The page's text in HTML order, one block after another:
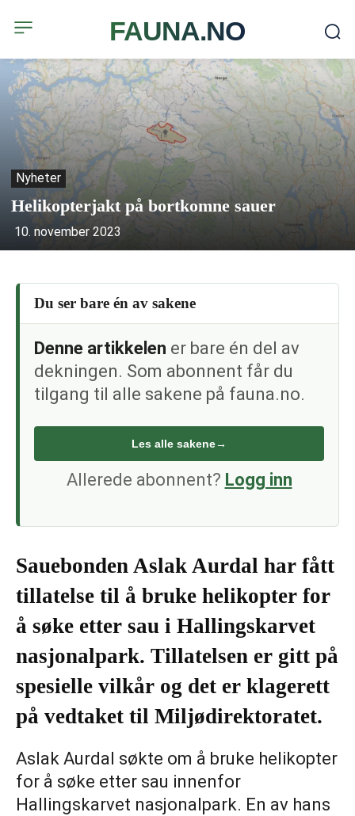
FAUNA.NO
Nyheter
Helikopterjakt på bortkomne sauer
10. november 2023
Du ser bare én av sakene
Denne artikkelen er bare én del av
dekningen. Som abonnent får du
tilgang til alle sakene på fauna.no.
Les alle sakene→
Allerede abonnent? Logg inn
Sauebonden Aslak Aurdal har fått
tillatelse til å bruke helikopter for
å søke etter sau i Hallingskarvet
nasjonalpark. Tillatelsen er gitt på
spesielle vilkår og det er klagerett
på vedtaket til Miljødirektoratet.
Aslak Aurdal søkte om å bruke helikopter
for å søke etter sau innenfor
Hallingskarvet nasjonalpark. En av hans